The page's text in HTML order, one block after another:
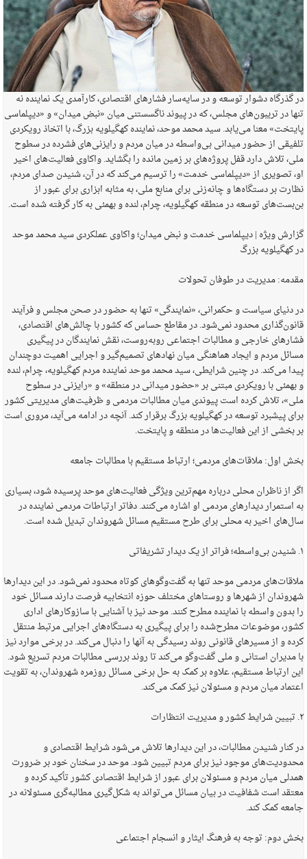
در گذرگاه دشوار توسعه و در سایه‌سار فشارهای اقتصادی، کارآمدی یک نماینده نه
تنها در تریبون‌های مجلس، که در پیوند ناگسستنی میان «نبض میدان» و «دیپلماسی
پایتخت» معنا می‌یابد. سید محمد موحد، نماینده کهگیلویه بزرگ، با اتخاذ رویکردی
تلفیقی از حضور میدانی بی‌واسطه در میان مردم و رایزنی‌های فشرده در سطوح
ملی، تلاش دارد قفل پروژه‌های بر زمین مانده را بگشاید. واکاوی فعالیت‌های اخیر
او، تصویری از «دیپلماسی خدمت» را ترسیم می‌کند که در آن، شنیدن صدای مردم،
نظارت بر دستگاه‌ها و چانه‌زنی برای منابع ملی، به مثابه ابزاری برای عبور از
بن‌بست‌های توسعه در منطقه کهگیلویه، چرام، لنده و بهمئی به کار گرفته شده است.
گزارش ویژه | دیپلماسی خدمت و نبض میدان؛ واکاوی عملکردی سید محمد موحد
در کهگیلویه بزرگ
مقدمه: مدیریت در طوفان تحولات
در دنیای سیاست و حکمرانی، «نمایندگی» تنها به حضور در صحن مجلس و فرآیند
قانون‌گذاری محدود نمی‌شود. در مقاطع حساس که کشور با چالش‌های اقتصادی،
فشارهای خارجی و مطالبات اجتماعی روبه‌روست، نقش نمایندگان در پیگیری
مسائل مردم و ایجاد هماهنگی میان نهادهای تصمیم‌گیر و اجرایی اهمیت دوچندان
پیدا می‌کند. در چنین شرایطی، سید محمد موحد نماینده مردم کهگیلویه، چرام، لنده
و بهمئی با رویکردی مبتنی بر «حضور میدانی در منطقه» و «رایزنی در سطوح
ملی»، تلاش کرده است پیوندی میان مطالبات مردمی و ظرفیت‌های مدیریتی کشور
برای پیشبرد توسعه در کهگیلویه بزرگ برقرار کند. آنچه در ادامه می‌آید، مروری است
بر بخشی از این فعالیت‌ها در منطقه و پایتخت.
بخش اول: ملاقات‌های مردمی؛ ارتباط مستقیم با مطالبات جامعه
اگر از ناظران محلی درباره مهم‌ترین ویژگی فعالیت‌های موحد پرسیده شود، بسیاری
به استمرار دیدارهای مردمی او اشاره می‌کنند. دفاتر ارتباطات مردمی نماینده در
سال‌های اخیر به محلی برای طرح مستقیم مسائل شهروندان تبدیل شده است.
۱. شنیدن بی‌واسطه؛ فراتر از یک دیدار تشریفاتی
ملاقات‌های مردمی موحد تنها به گفت‌وگوهای کوتاه محدود نمی‌شود. در این دیدارها
شهروندان از شهرها و روستاهای مختلف حوزه انتخابیه فرصت دارند مسائل خود
را بدون واسطه با نماینده مطرح کنند. موحد نیز با آشنایی با سازوکارهای اداری
کشور، موضوعات مطرح‌شده را برای پیگیری به دستگاه‌های اجرایی مرتبط منتقل
کرده و از مسیرهای قانونی روند رسیدگی به آنها را دنبال می‌کند. در برخی موارد نیز
با مدیران استانی و ملی گفت‌وگو می‌کند تا روند بررسی مطالبات مردم تسریع شود.
این ارتباط مستقیم، علاوه بر کمک به حل برخی مسائل روزمره شهروندان، به تقویت
اعتماد میان مردم و مسئولان نیز کمک می‌کند.
۲. تبیین شرایط کشور و مدیریت انتظارات
در کنار شنیدن مطالبات، در این دیدارها تلاش می‌شود شرایط اقتصادی و
محدودیت‌های موجود نیز برای مردم تبیین شود. موحد در سخنان خود بر ضرورت
همدلی میان مردم و مسئولان برای عبور از شرایط اقتصادی کشور تأکید کرده و
معتقد است شفافیت در بیان مسائل می‌تواند به شکل‌گیری مطالبه‌گری مسئولانه در
جامعه کمک کند.
بخش دوم: توجه به فرهنگ ایثار و انسجام اجتماعی